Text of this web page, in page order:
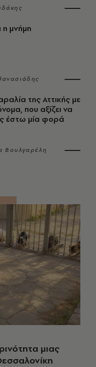
η μνήμη
της Αττικής με
που αξίζει να
έστω μία φορά
Βουλγαρέλη
μιας